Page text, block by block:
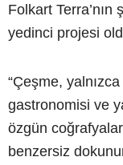
Folkart
yedinci projesi
“Çeşme,
gastronomisi ve
özgün
benzersiz